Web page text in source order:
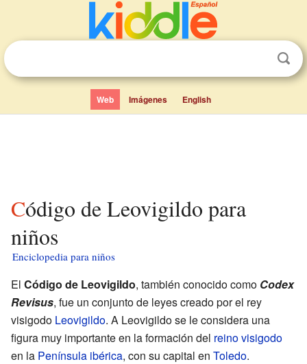
Web Imágenes English
Código de Leovigildo para
niños
Enciclopedia para niños
El Código de Leovigildo, también conocido como Codex
Revisus, fue un conjunto de leyes creado por el rey
visigodo Leovigildo. A Leovigildo se le considera una
figura muy importante en la formación del reino visigodo
en la Península ibérica, con su capital en Toledo.